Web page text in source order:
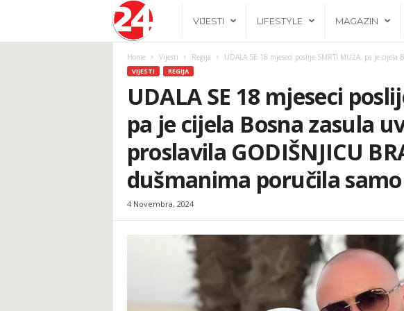
.
b
a
VIJESTI LIFESTYLE MAGAZIN
Home Vijesti Regija UDALA SE 18 mjeseci poslije SMRTI MUŽA, pa je cijela
VIJESTI REGIJA
UDALA SE 18 mjeseci
pa je cijela Bosna zasula
proslavila GODIŠNJICU
dušmanima poručila
4 Novembra, 2024